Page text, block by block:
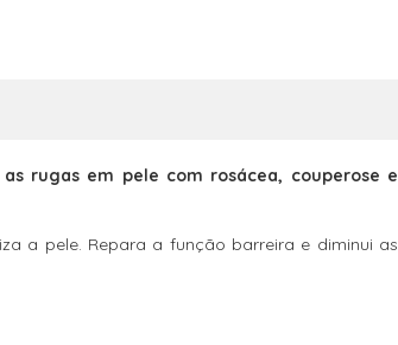
rugas em pele com rosácea, couperose e
a pele. Repara a função barreira e diminui as